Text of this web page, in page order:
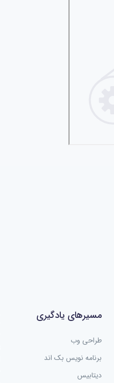
مسیرهای یادگیری
طراحی وب
برنامه نویس بک اند
دیتابیس